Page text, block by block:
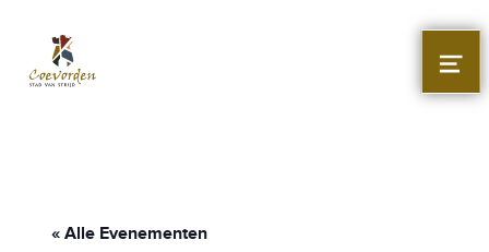
Stad Coevorden
STAD VAN STRIJD
« Alle Evenementen